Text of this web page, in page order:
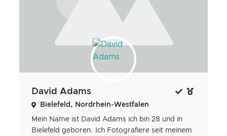
David Adams
Bielefeld, Nordrhein-Westfalen
Mein Name ist David Adams ich bin 28 und in
Bielefeld geboren. Ich Fotografiere seit meinem